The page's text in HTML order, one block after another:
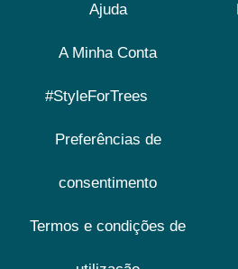
Ajuda
A Minha Conta
#StyleForTrees
Preferências de
consentimento
Termos e condições de